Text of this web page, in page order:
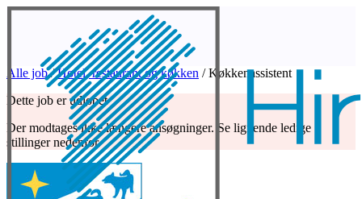
Alle job / Hotel, restaurant og køkken / Køkkenassistent
Dette job er udløbet
Der modtages ikke længere ansøgninger. Se lignende ledige
stillinger nedenfor.